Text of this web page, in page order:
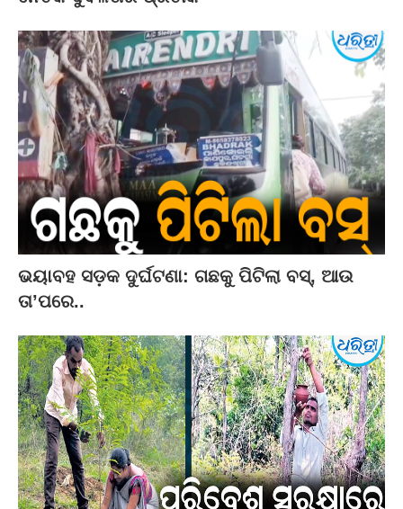
ଭୟାବହ ସଡ଼କ ଦୁର୍ଘଟଣା: ଗଛକୁ ପିଟିଲା ବସ୍‌, ଆଉ
ତା’ପରେ..